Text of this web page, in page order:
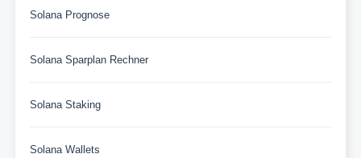
Solana Prognose
Solana Sparplan Rechner
Solana Staking
Solana Wallets